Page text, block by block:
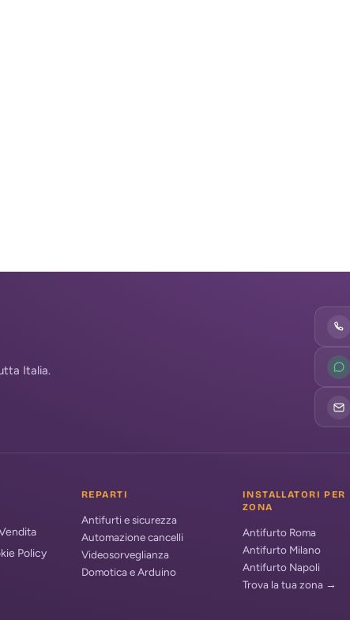
Italia.
Policy
REPARTI
Antifurti e sicurezza
Automazione cancelli
Videosorveglianza
Domotica e Arduino
INSTALLATORI PER
ZONA
Antifurto Roma
Antifurto Milano
Antifurto Napoli
Trova la tua zona →